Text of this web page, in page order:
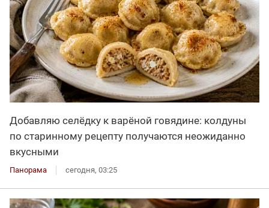
Добавляю селёдку к варёной говядине: колдуны
по старинному рецепту получаются неожиданно
вкусными
Панорама сегодня, 03:25